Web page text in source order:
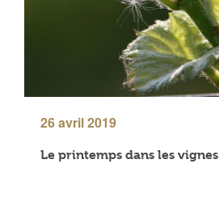
26 avril 2019
Le printemps dans les vignes